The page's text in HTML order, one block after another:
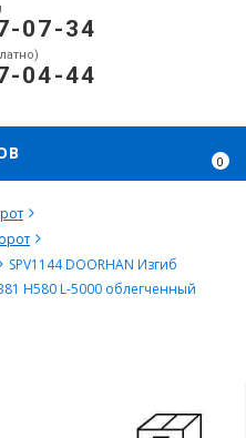
07-34
04-44
0
SPV1144 DOORHAN Изгиб
H580 L-5000 облегченный